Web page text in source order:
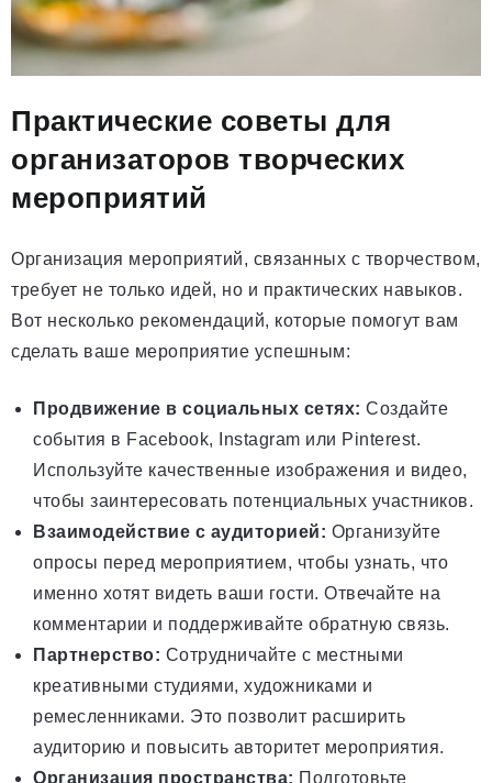
Практические советы для
организаторов творческих
мероприятий
Организация мероприятий, связанных с творчеством,
требует не только идей, но и практических навыков.
Вот несколько рекомендаций, которые помогут вам
сделать ваше мероприятие успешным:
Продвижение в социальных сетях: Создайте
события в Facebook, Instagram или Pinterest.
Используйте качественные изображения и видео,
чтобы заинтересовать потенциальных участников.
Взаимодействие с аудиторией: Организуйте
опросы перед мероприятием, чтобы узнать, что
именно хотят видеть ваши гости. Отвечайте на
комментарии и поддерживайте обратную связь.
Партнерство: Сотрудничайте с местными
креативными студиями, художниками и
ремесленниками. Это позволит расширить
аудиторию и повысить авторитет мероприятия.
Организация пространства: Подготовьте